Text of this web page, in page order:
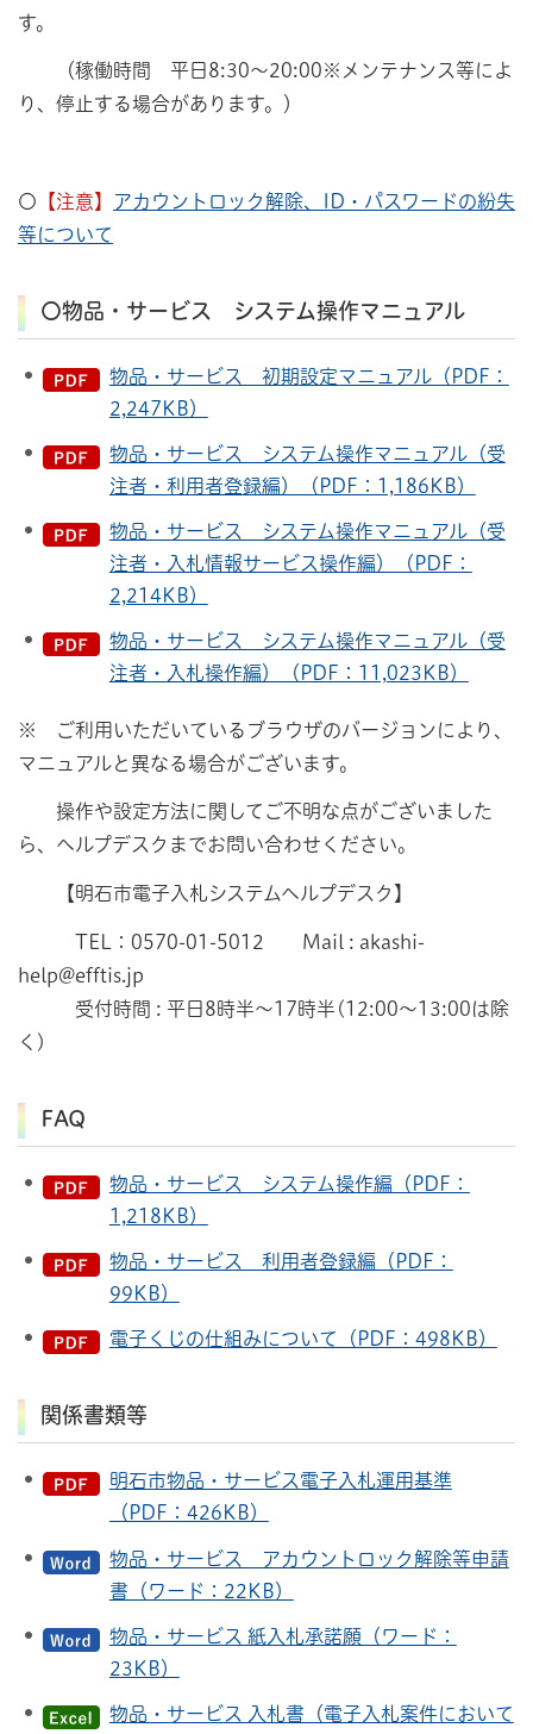
す。
（稼働時間 平日8:30～20:00※メンテナンス等によ
り、停止する場合があります。）
〇 【注意】
アカウントロック解除、ID・パスワードの紛失
等について
〇物品・サービス システム操作マニュアル
物品・サービス 初期設定マニュアル（PDF：
2,247KB）
物品・サービス システム操作マニュアル（受
注者・利用者登録編）（PDF：1,186KB）
物品・サービス システム操作マニュアル（受
注者・入札情報サービス操作編）（PDF：
2,214KB）
物品・サービス システム操作マニュアル（受
注者・入札操作編）（PDF：11,023KB）
※ ご利用いただいているブラウザのバージョンにより、
マニュアルと異なる場合がございます。
操作や設定方法に関してご不明な点がございました
ら、ヘルプデスクまでお問い合わせください。
【明石市電子入札システムヘルプデスク】
TEL：0570-01-5012 Mail : akashi-
help@efftis.jp
受付時間 : 平日8時半～17時半(12:00～13:00は除
く)
FAQ
物品・サービス システム操作編（PDF：
1,218KB）
物品・サービス 利用者登録編（PDF：
99KB）
電子くじの仕組みについて（PDF：498KB）
関係書類等
明石市物品・サービス電子入札運用基準
（PDF：426KB）
物品・サービス アカウントロック解除等申請
書（ワード：22KB）
物品・サービス 紙入札承諾願（ワード：
23KB）
物品・サービス 入札書（電子入札案件において